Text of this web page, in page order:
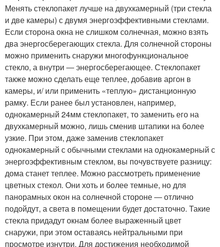
Менять стеклопакет лучше на двухкамерный (три стекла
и две камеры) с двумя энергоэффективными стеклами.
Если сторона окна не слишком солнечная, можно взять
два энергосберегающих стекла. Для солнечной стороны
можно применить снаружи многофункциональное
стекло, а внутри ― энергосберегающее. Стеклопакет
также можно сделать еще теплее, добавив аргон в
камеры, и/ или применить «теплую» дистанционную
рамку. Если ранее был установлен, например,
однокамерный 24мм стеклопакет, то заменить его на
двухкамерный можно, лишь сменив штапики на более
узкие. При этом, даже заменив стеклопакет
однокамерный с обычными стеклами на однокамерный с
энергоэффективным стеклом, вы почувствуете разницу:
дома станет теплее. Можно рассмотреть применение
цветных стекол. Они хоть и более темные, но для
панорамных окон на солнечной стороне ― отлично
подойдут, а света в помещении будет достаточно. Такие
стекла придадут окнам более выраженный цвет
снаружи, при этом оставаясь нейтральными при
просмотре изнутри. Для достижения необходимой